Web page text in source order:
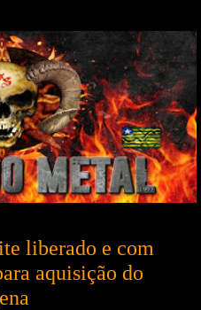
liberado e com
aquisição do